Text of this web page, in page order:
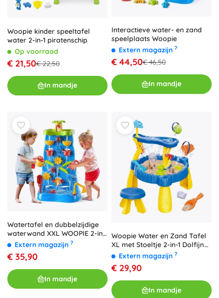
Woopie kinder speeltafel
water 2-in-1 piratenschip
Op voorraad
€ 21,50€ 22,50
In mandje
Interactieve water- en zand
speelplaats Woopie
Extern magazijn ?
€ 44,50€ 46,50
In mandje
Watertafel en dubbelzijdige
waterwand XXL WOOPIE 2-in-
1
Extern magazijn ?
€ 35,90
In mandje
Woopie Water en Zand Tafel
XL met Stoeltje 2-in-1 Dolfijn
12 st.Extern magazijn ?
€ 29,90
In mandje